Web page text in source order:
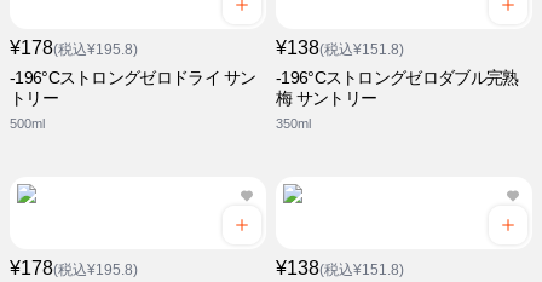
¥178(税込¥195.8)
-196°Cストロングゼロドライ サン
トリー
500ml
¥138(税込¥151.8)
-196°Cストロングゼロダブル完熟
梅 サントリー
350ml
¥178(税込¥195.8) ¥138(税込¥151.8)